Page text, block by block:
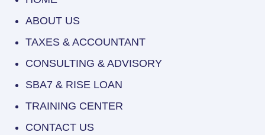
ABOUT US
TAXES & ACCOUNTANT
CONSULTING & ADVISORY
SBA7 & RISE LOAN
TRAINING CENTER
CONTACT US